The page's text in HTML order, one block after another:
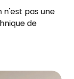
pas une
de